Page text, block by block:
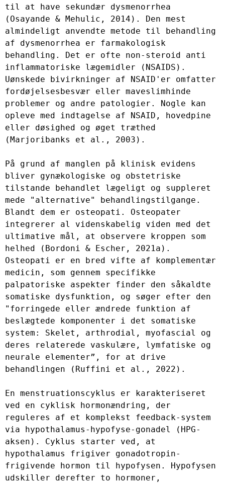
til at have sekundær dysmenorrhea
(Osayande & Mehulic, 2014). Den mest
almindeligt anvendte metode til behandling
af dysmenorrhea er farmakologisk
behandling. Det er ofte non-steroid anti
inflammatoriske lægemidler (NSAIDS).
Uønskede bivirkninger af NSAID'er omfatter
fordøjelsesbesvær eller maveslimhinde
problemer og andre patologier. Nogle kan
opleve med indtagelse af NSAID, hovedpine
eller døsighed og øget træthed
(Marjoribanks et al., 2003).
På grund af manglen på klinisk evidens
bliver gynækologiske og obstetriske
tilstande behandlet lægeligt og suppleret
mede "alternative" behandlingstilgange.
Blandt dem er osteopati. Osteopater
integrerer al videnskabelig viden med det
ultimative mål, at observere kroppen som
helhed (Bordoni & Escher, 2021a).
Osteopati er en bred vifte af komplementær
medicin, som gennem specifikke
palpatoriske aspekter finder den såkaldte
somatiske dysfunktion, og søger efter den
"forringede eller ændrede funktion af
beslægtede komponenter i det somatiske
system: Skelet, arthrodial, myofascial og
deres relaterede vaskulære, lymfatiske og
neurale elementer”, for at drive
behandlingen (Ruffini et al., 2022).
En menstruationscyklus er karakteriseret
ved en cyklisk hormonændring, der
reguleres af et komplekst feedback-system
via hypothalamus-hypofyse-gonadel (HPG-
aksen). Cyklus starter ved, at
hypothalamus frigiver gonadotropin-
frigivende hormon til hypofysen. Hypofysen
udskiller derefter to hormoner,